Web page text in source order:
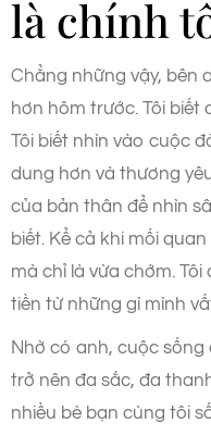
là chính
Chẳng những vậy, bên
hơn hôm trước. Tôi biết
Tôi biết nhìn vào cuộc
dung hơn và thương
của bản thân để nhìn
biết. Kể cả khi mối
mà chỉ là vừa chớm.
tiền từ những gì mình
Nhờ có anh, cuộc
trở nên đa sắc, đa
nhiều bè bạn cùng tôi